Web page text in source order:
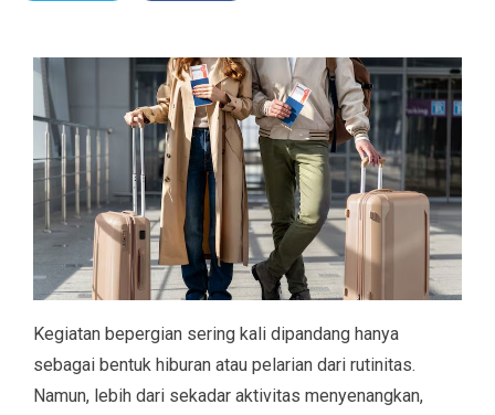
Kegiatan bepergian sering kali dipandang hanya
sebagai bentuk hiburan atau pelarian dari rutinitas.
Namun, lebih dari sekadar aktivitas menyenangkan,